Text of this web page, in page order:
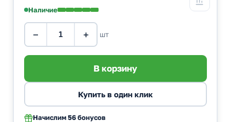
Наличие
− + шт
Начислим 56 бонусов